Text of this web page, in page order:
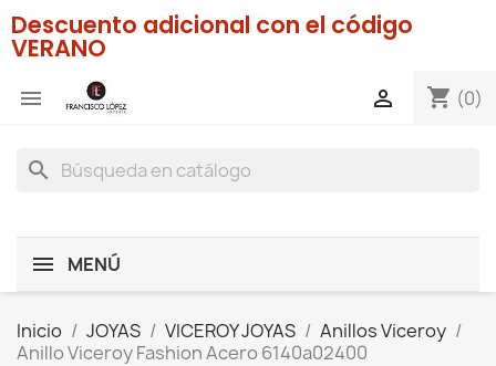
Descuento adicional con el código
VERANO
 shopping_cart (0)

search
MENÚ
Inicio JOYAS VICEROY JOYAS
Anillos Viceroy
Anillo Viceroy Fashion Acero 6140a02400